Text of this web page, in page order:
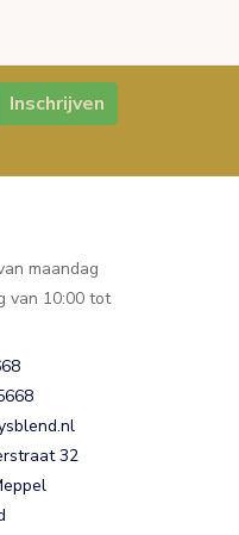
Inschrijven
maandag
van 10:00 tot
32